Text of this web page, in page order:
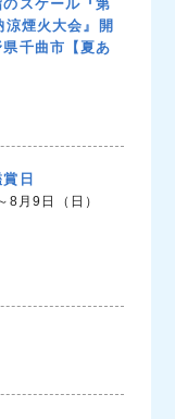
スケール『第
煙火大会』開
千曲市【夏あ
日
8月9日（日）